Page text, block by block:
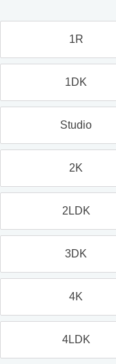
1R
1DK
Studio
2K
2LDK
3DK
4K
4LDK